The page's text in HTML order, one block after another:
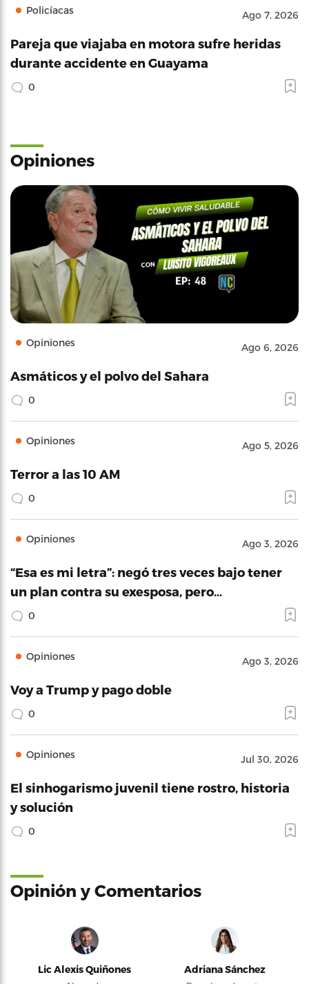
Policíacas Ago 7, 2026
Pareja que viajaba en motora sufre heridas
durante accidente en Guayama
0
Opiniones
Opiniones Ago 6, 2026
Asmáticos y el polvo del Sahara
0
Opiniones Ago 5, 2026
Terror a las 10 AM
0
Opiniones Ago 3, 2026
“Esa es mi letra”: negó tres veces bajo tener
un plan contra su exesposa, pero…
0
Opiniones Ago 3, 2026
Voy a Trump y pago doble
0
Opiniones Jul 30, 2026
El sinhogarismo juvenil tiene rostro, historia
y solución
0
Opinión y Comentarios
Lic Alexis Quiñones Adriana Sánchez